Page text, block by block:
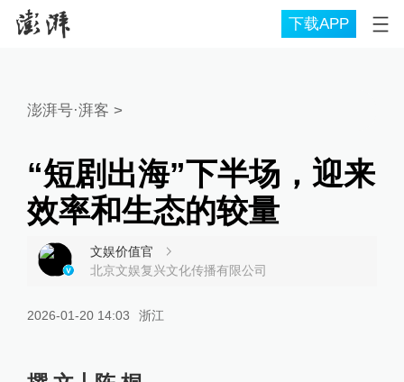
下载APP
澎湃号·湃客 >
“短剧出海”下半场，迎来
效率和生态的较量
文娱价值官
北京文娱复兴文化传播有限公司
2026-01-20 14:03 浙江